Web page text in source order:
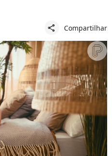
share Compartilhar